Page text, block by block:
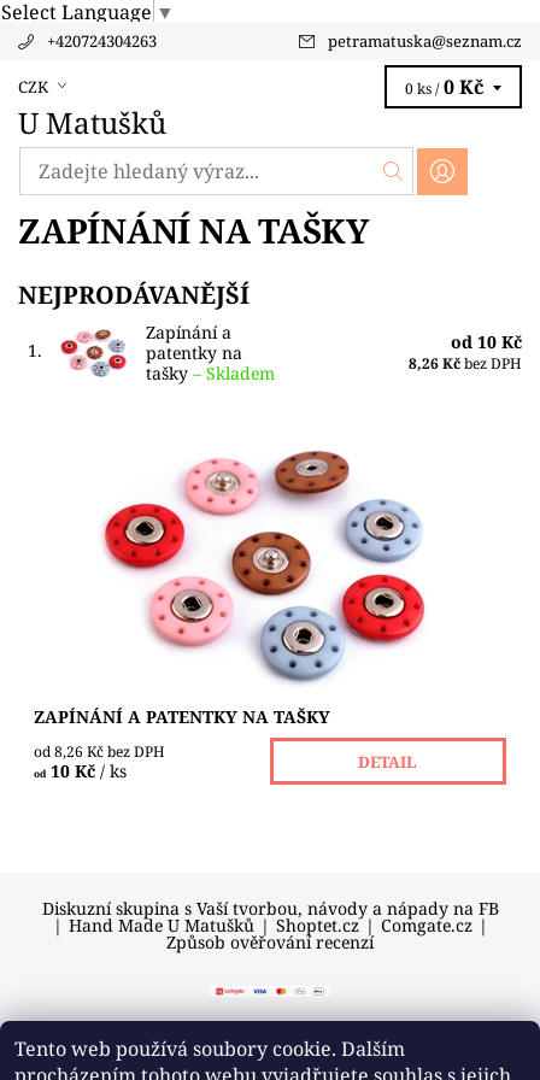
Select Language ▼
+420724304263 petramatuska@seznam.cz
CZK
U Matušků
0 ks / 0 Kč
ZAPÍNÁNÍ NA TAŠKY
NEJPRODÁVANĚJŠÍ
1.
Zapínání a
patentky na
tašky – Skladem
od 10 Kč
8,26 Kčbez DPH
Designové plastové patentky využijete jako zapínání na
tašky, kabáty, bundy nebo mikiny. Jejich okraje lemují
dírky, za které je pohodlně našijete...
Dostupnost:
Skladem 9 ks
ZAPÍNÁNÍ A PATENTKY NA TAŠKY
od 8,26 Kč bez DPH
od 10 Kč / ks DETAIL
Diskuzní skupina s Vaší tvorbou, návody a nápady na FB
| Hand Made U Matušků | Shoptet.cz | Comgate.cz |
Způsob ověřování recenzí
Tento web používá soubory cookie. Dalším